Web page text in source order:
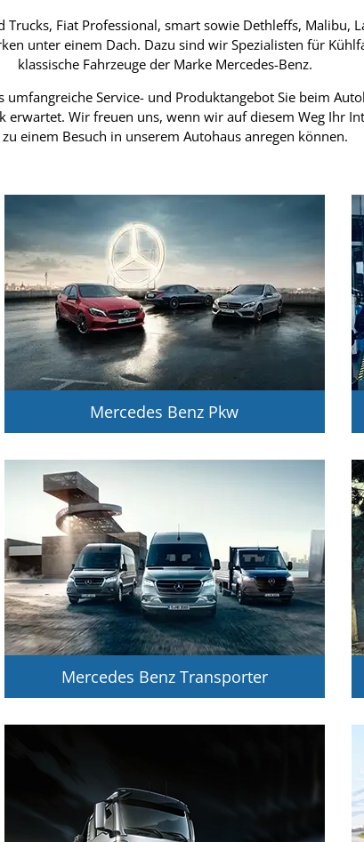
Trucks, Fiat Professional, smart sowie Dethleffs, Malibu,
unter einem Dach. Dazu sind wir Spezialisten für
klassische Fahrzeuge der Marke Mercedes-Benz.
umfangreiche Service- und Produktangebot Sie beim
erwartet. Wir freuen uns, wenn wir auf diesem Weg Ihr
zu einem Besuch in unserem Autohaus anregen können.
Mercedes Benz Pkw
Mercedes Benz Transporter